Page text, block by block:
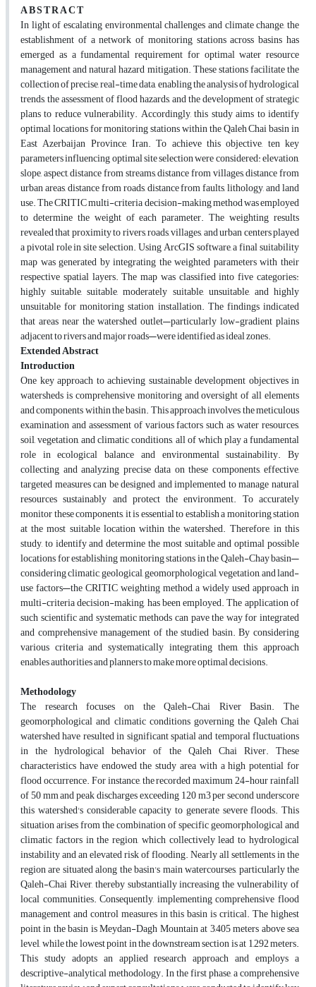
A B S T R A C T
In light of escalating environmental challenges and climate change, the
establishment of a network of monitoring stations across basins has
emerged as a fundamental requirement for optimal water resource
management and natural hazard mitigation. These stations facilitate the
collection of precise, real-time data, enabling the analysis of hydrological
trends, the assessment of flood hazards, and the development of strategic
plans to reduce vulnerability. Accordingly, this study aims to identify
optimal locations for monitoring stations within the Qaleh Chai basin in
East Azerbaijan Province, Iran. To achieve this objective, ten key
parameters influencing optimal site selection were considered: elevation,
slope, aspect, distance from streams, distance from villages, distance from
urban areas, distance from roads, distance from faults, lithology, and land
use. The CRITIC multi-criteria decision-making method was employed
to determine the weight of each parameter. The weighting results
revealed that proximity to rivers, roads, villages, and urban centers played
a pivotal role in site selection. Using ArcGIS software, a final suitability
map was generated by integrating the weighted parameters with their
respective spatial layers. The map was classified into five categories:
highly suitable, suitable, moderately suitable, unsuitable, and highly
unsuitable for monitoring station installation. The findings indicated
that areas near the watershed outlet—particularly low-gradient plains
adjacent to rivers and major roads—were identified as ideal zones.
Extended Abstract
Introduction
One key approach to achieving sustainable development objectives in
watersheds is comprehensive monitoring and oversight of all elements
and components within the basin. This approach involves the meticulous
examination and assessment of various factors such as water resources,
soil, vegetation, and climatic conditions, all of which play a fundamental
role in ecological balance and environmental sustainability. By
collecting and analyzing precise data on these components, effective,
targeted measures can be designed and implemented to manage natural
resources sustainably and protect the environment. To accurately
monitor these components, it is essential to establish a monitoring station
at the most suitable location within the watershed. Therefore, in this
study, to identify and determine the most suitable and optimal possible
locations for establishing monitoring stations in the Qaleh-Chay basin—
considering climatic, geological, geomorphological, vegetation, and land-
use factors—the CRITIC weighting method, a widely used approach in
multi-criteria decision-making, has been employed. The application of
such scientific and systematic methods can pave the way for integrated
and comprehensive management of the studied basin. By considering
various criteria and systematically integrating them, this approach
enables authorities and planners to make more optimal decisions.
Methodology
The research focuses on the Qaleh-Chai River Basin. The
geomorphological and climatic conditions governing the Qaleh Chai
watershed have resulted in significant spatial and temporal fluctuations
in the hydrological behavior of the Qaleh Chai River. These
characteristics have endowed the study area with a high potential for
flood occurrence. For instance, the recorded maximum 24-hour rainfall
of 50 mm and peak discharges exceeding 120 m3 per second underscore
this watershed's considerable capacity to generate severe floods. This
situation arises from the combination of specific geomorphological and
climatic factors in the region, which collectively lead to hydrological
instability and an elevated risk of flooding. Nearly all settlements in the
region are situated along the basin's main watercourses, particularly the
Qaleh-Chai River, thereby substantially increasing the vulnerability of
local communities. Consequently, implementing comprehensive flood
management and control measures in this basin is critical. The highest
point in the basin is Meydan-Dagh Mountain at 3,405 meters above sea
level, while the lowest point in the downstream section is at 1,292 meters.
This study adopts an applied research approach and employs a
descriptive-analytical methodology. In the first phase, a comprehensive